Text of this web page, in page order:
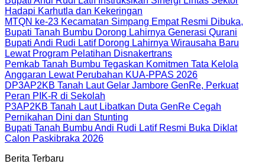
Hadapi Karhutla dan Kekeringan
MTQN ke-23 Kecamatan Simpang Empat Resmi Dibuka,
Bupati Tanah Bumbu Dorong Lahirnya Generasi Qurani
Bupati Andi Rudi Latif Dorong Lahirnya Wirausaha Baru
Lewat Program Pelatihan Disnakertrans
Pemkab Tanah Bumbu Tegaskan Komitmen Tata Kelola
Anggaran Lewat Perubahan KUA-PPAS 2026
DP3AP2KB Tanah Laut Gelar Jambore GenRe, Perkuat
Peran PIK-R di Sekolah
P3AP2KB Tanah Laut Libatkan Duta GenRe Cegah
Pernikahan Dini dan Stunting
Bupati Tanah Bumbu Andi Rudi Latif Resmi Buka Diklat
Calon Paskibraka 2026
Berita Terbaru